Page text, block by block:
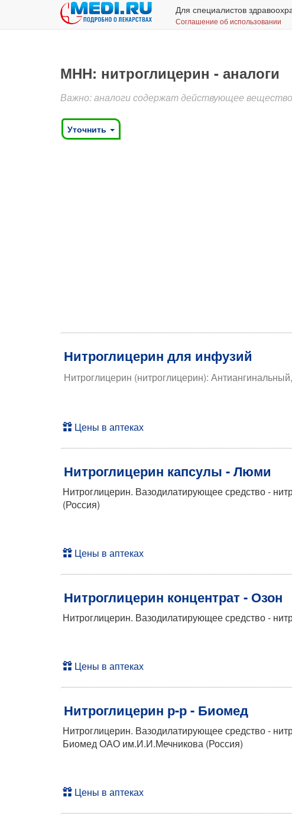
Для специалистов
Соглашение об использовании
МНН: нитроглицерин - аналоги
Важно: аналоги содержат действующее
Уточнить
Нитроглицерин для инфузий
Нитроглицерин (нитроглицерин):
Цены в аптеках
Нитроглицерин капсулы - Люми
Нитроглицерин. Вазодилатирующее средство -
(Россия)
Цены в аптеках
Нитроглицерин концентрат - Озон
Нитроглицерин. Вазодилатирующее средство -
Цены в аптеках
Нитроглицерин р-р - Биомед
Нитроглицерин. Вазодилатирующее средство -
Биомед ОАО им.И.И.Мечникова (Россия)
Цены в аптеках